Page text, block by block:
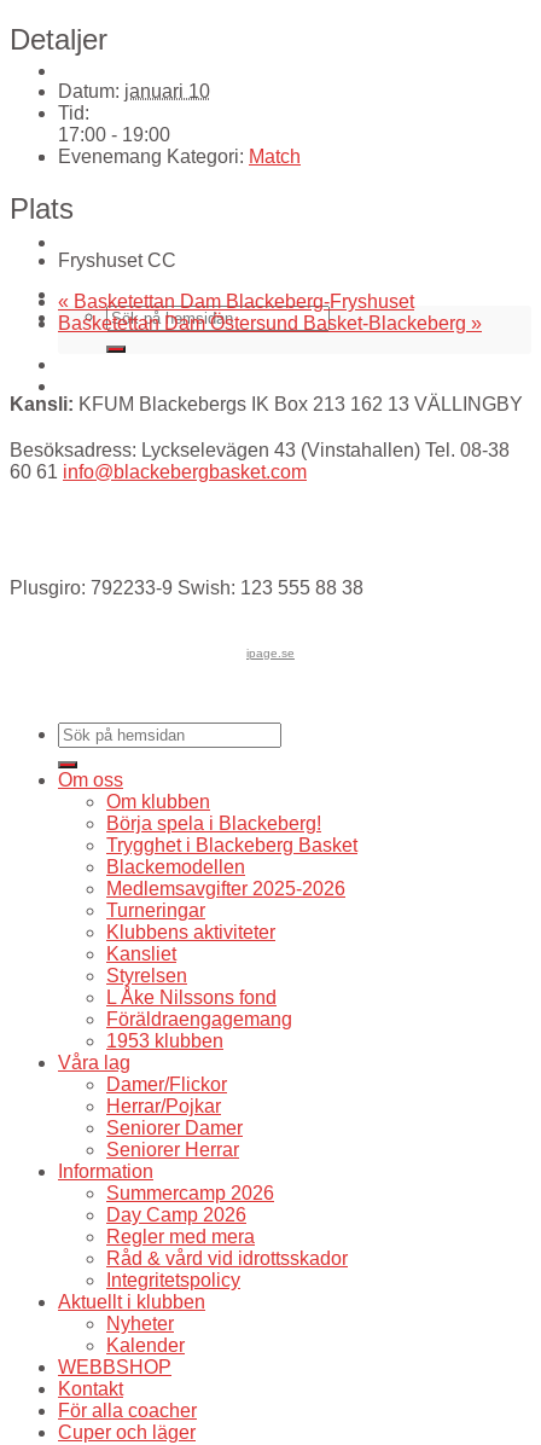
För alla coacher
Detaljer
Datum: januari 10
Tid:
17:00 - 19:00
Evenemang Kategori: Match
Plats
Fryshuset CC
« Basketettan Dam Blackeberg-Fryshuset
Basketettan Dam Östersund Basket-Blackeberg »
Kansli: KFUM Blackebergs IK Box 213 162 13 VÄLLINGBY
Besöksadress: Lyckselevägen 43 (Vinstahallen) Tel. 08-38
60 61 info@blackebergbasket.com
Plusgiro: 792233-9 Swish: 123 555 88 38
ipage.se
Om oss
Om klubben
Börja spela i Blackeberg!
Trygghet i Blackeberg Basket
Blackemodellen
Medlemsavgifter 2025-2026
Turneringar
Klubbens aktiviteter
Kansliet
Styrelsen
L Åke Nilssons fond
Föräldraengagemang
1953 klubben
Våra lag
Damer/Flickor
Herrar/Pojkar
Seniorer Damer
Seniorer Herrar
Information
Summercamp 2026
Day Camp 2026
Regler med mera
Råd & vård vid idrottsskador
Integritetspolicy
Aktuellt i klubben
Nyheter
Kalender
WEBBSHOP
Kontakt
För alla coacher
Cuper och läger